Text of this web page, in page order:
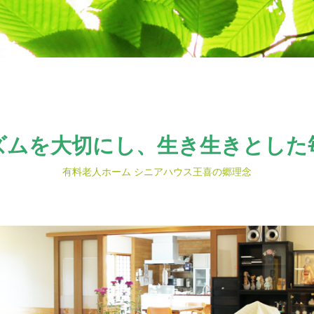
ムを大切にし、生き生きとした
有料老人ホーム シニアハウス王喜の郷理念